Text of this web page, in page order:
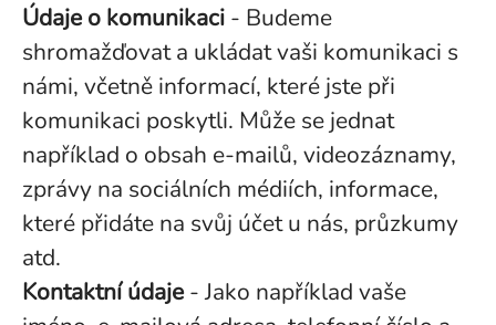
Údaje o komunikaci - Budeme
shromažďovat a ukládat vaši komunikaci s
námi, včetně informací, které jste při
komunikaci poskytli. Může se jednat
například o obsah e-mailů, videozáznamy,
zprávy na sociálních médiích, informace,
které přidáte na svůj účet u nás, průzkumy
atd.
Kontaktní údaje- Jako například vaše